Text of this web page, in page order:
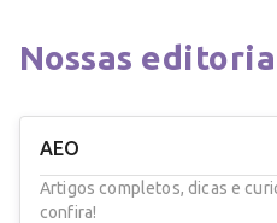
Nossas
AEO
Artigos completos, dicas e
confira!